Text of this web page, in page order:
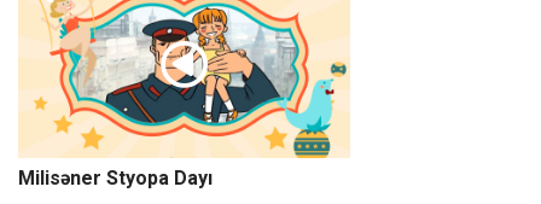
18:33
Milisəner Styopa Dayı